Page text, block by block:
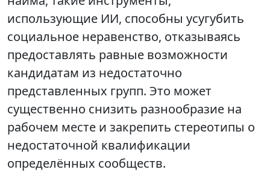
использующие ИИ, способны усугубить
социальное неравенство, отказываясь
предоставлять равные возможности
кандидатам из недостаточно
представленных групп. Это может
существенно снизить разнообразие на
рабочем месте и закрепить стереотипы о
недостаточной квалификации
определённых сообществ.